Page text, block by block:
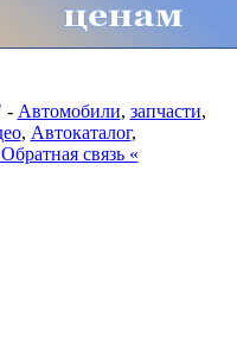
- Автомобили, запчасти,
, Автокаталог,
связь «